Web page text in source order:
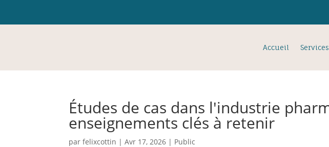
Accueil Services
Études de cas dans l'industrie
enseignements clés à retenir
parfelixcottin |Avr 17, 2026 | Public